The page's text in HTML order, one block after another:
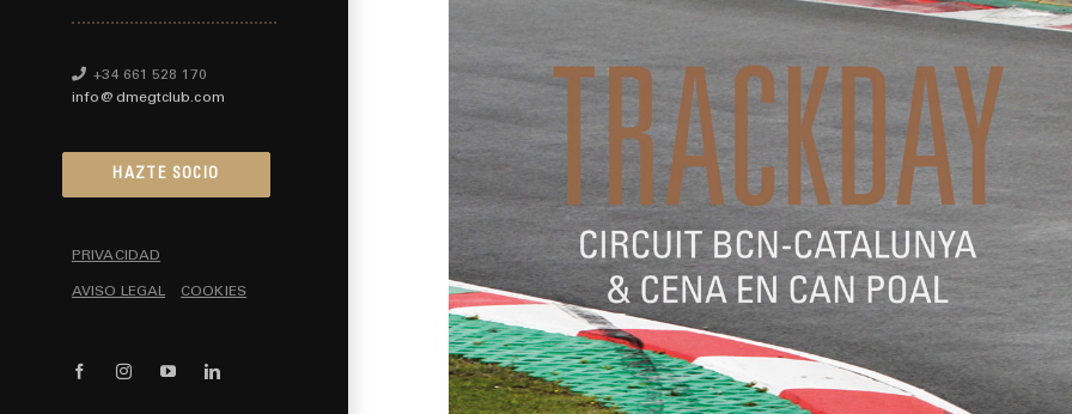
+34 661 528 170
info@dmegtclub.com
HAZTE SOCIO
PRIVACIDAD
AVISO LEGAL COOKIES
FacebookInstagramYouTubeLinkedIn